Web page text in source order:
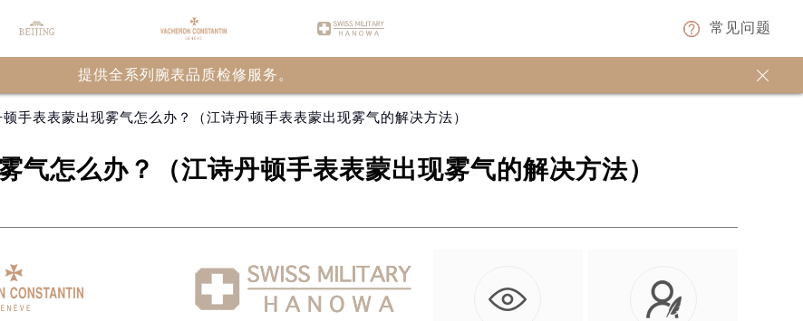
常见问题
提供全系列腕表品质检修服务。 
手表表蒙出现雾气怎么办？（江诗丹顿手表表蒙出现雾气的解决方法）
气怎么办？（江诗丹顿手表表蒙出现雾气的解决方法）